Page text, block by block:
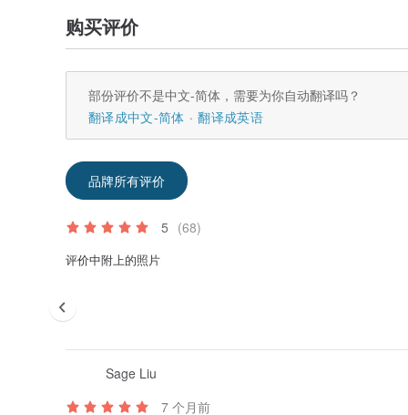
购买评价
部份评价不是中文-简体，需要为你自动翻译吗？
翻译成中文-简体
翻译成英语
品牌所有评价
5 (68)
评价中附上的照片
Sage Liu
7 个月前